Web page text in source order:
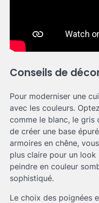
Conseils de
Pour moderniser une
avec les couleurs.
comme le blanc, le gris
de créer une base
armoires en chêne,
plus claire pour un
peindre en couleur
sophistiqué.
Le choix des poignées